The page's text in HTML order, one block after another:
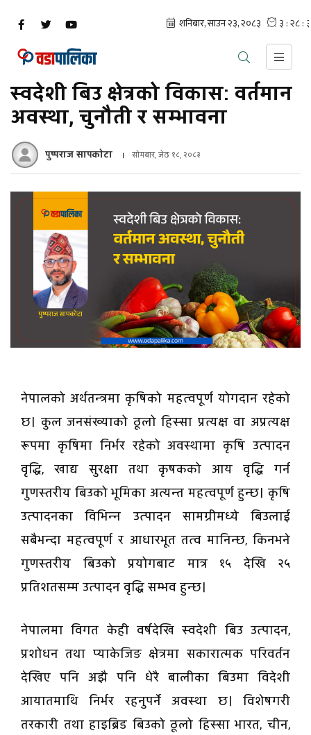
स्वदेशी बिउ क्षेत्रको विकास: वर्तमान
अवस्था, चुनौती र सम्भावना
पुष्पराज सापकाेटा सोमबार, जेठ १८, २०८३
नेपालको अर्थतन्त्रमा कृषिको महत्वपूर्ण योगदान रहेको
छ। कुल जनसंख्याको ठूलो हिस्सा प्रत्यक्ष वा अप्रत्यक्ष
रूपमा कृषिमा निर्भर रहेको अवस्थामा कृषि उत्पादन
वृद्धि, खाद्य सुरक्षा तथा कृषकको आय वृद्धि गर्न
गुणस्तरीय बिउको भूमिका अत्यन्त महत्वपूर्ण हुन्छ। कृषि
उत्पादनका विभिन्न उत्पादन सामग्रीमध्ये बिउलाई
सबैभन्दा महत्वपूर्ण र आधारभूत तत्व मानिन्छ, किनभने
गुणस्तरीय बिउको प्रयोगबाट मात्र १५ देखि २५
प्रतिशतसम्म उत्पादन वृद्धि सम्भव हुन्छ।
नेपालमा विगत केही वर्षदेखि स्वदेशी बिउ उत्पादन,
प्रशोधन तथा प्याकेजिङ क्षेत्रमा सकारात्मक परिवर्तन
देखिए पनि अझै पनि धेरै बालीका बिउमा विदेशी
आयातमाथि निर्भर रहनुपर्ने अवस्था छ। विशेषगरी
तरकारी तथा हाइब्रिड बिउको ठूलो हिस्सा भारत, चीन,